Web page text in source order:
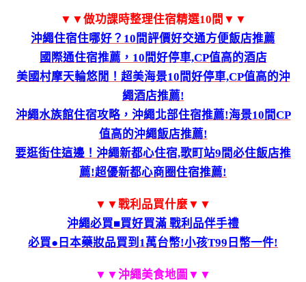
▼▼做功課時整理住宿精選10間▼▼
沖繩住宿住哪好？10間評價好交通方便飯店推薦
國際通住宿推薦，10間好停車,CP值高的酒店
美國村摩天輪悠閒！超美海景10間好停車,CP值高的沖
繩酒店推薦!
沖繩水族館住宿攻略，沖繩北部住宿推薦!海景10間CP
值高的沖繩飯店推薦!
要逛街住這邊！沖繩新都心住宿,歌町站9間必住飯店推
薦!超優新都心商圈住宿推薦!
▼▼戰利品買什麼▼▼
沖繩必買■買好買滿 戰利品伴手禮
必買●日本藥妝品買到1萬台幣!小孩T99日幣一件!
▼▼沖繩美食地圖 ▼▼